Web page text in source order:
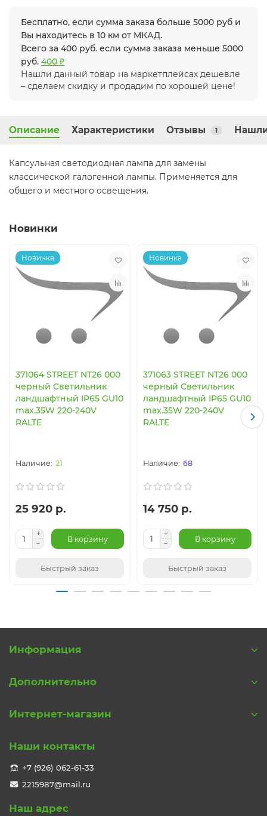
Бесплатно, если сумма заказа больше 5000 руб и
Вы находитесь в 10 км от МКАД.
Всего за 400 руб. если сумма заказа меньше 5000
руб. 400 ₽
Нашли данный товар на маркетплейсах дешевле
– сделаем скидку и продадим по хорошей цене!
Описание Характеристики Отзывы 1
Капсульная светодиодная лампа для замены
классической галогенной лампы. Применяется для
общего и местного освещения.
Новинки
Новинка
371064 STREET NT26 000
черный Светильник
ландшафтный IP65 GU10
max.35W 220-240V
RALTE
21
25 920 р.
В корзину
Быстрый заказ
Новинка
371063 STREET NT26 000
черный Светильник
ландшафтный IP65 GU10
max.35W 220-240V
RALTE
68
14 750 р.
В корзину
Быстрый заказ
Информация
Дополнительно
Интернет-магазин
Наши контакты
+7 (926) 062-61-33
2215987@mail.ru
Наш адрес